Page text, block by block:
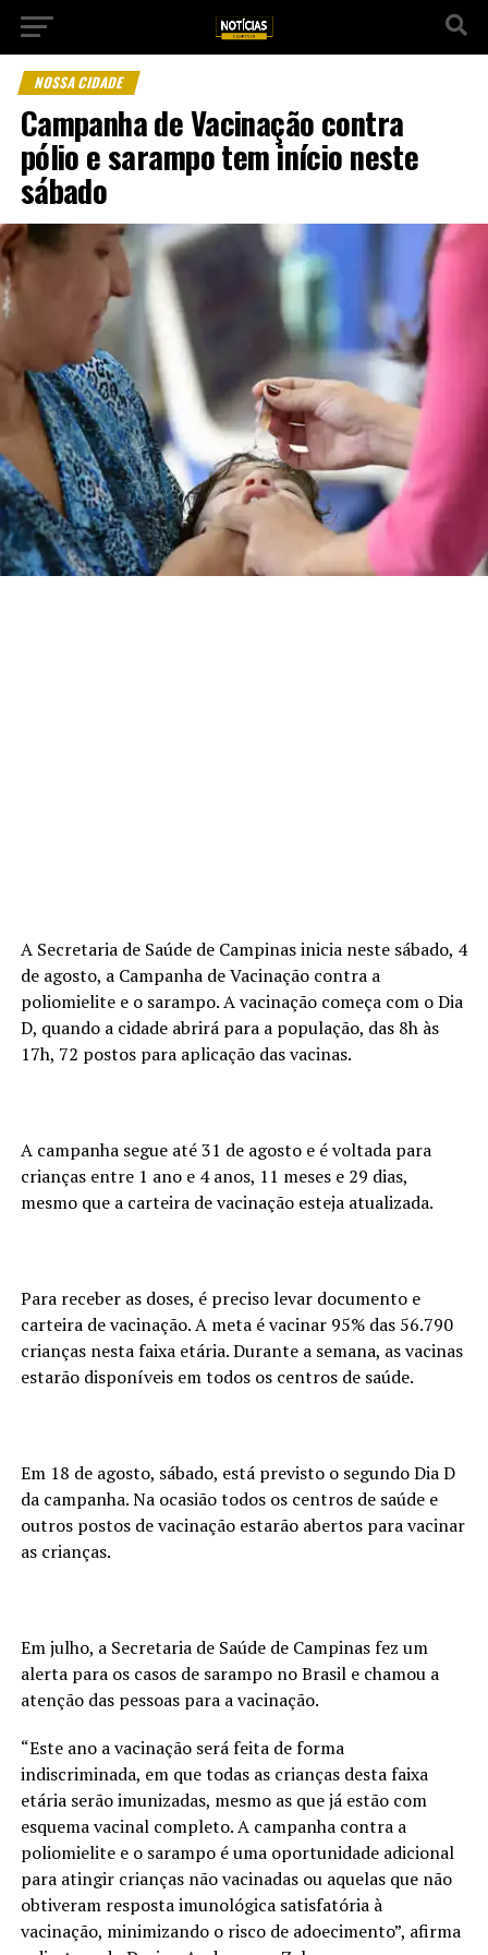
NOSSA CIDADE
Campanha de Vacinação contra
pólio e sarampo tem início neste
sábado
A Secretaria de Saúde de Campinas inicia neste sábado, 4
de agosto, a Campanha de Vacinação contra a
poliomielite e o sarampo. A vacinação começa com o Dia
D, quando a cidade abrirá para a população, das 8h às
17h, 72 postos para aplicação das vacinas.
A campanha segue até 31 de agosto e é voltada para
crianças entre 1 ano e 4 anos, 11 meses e 29 dias,
mesmo que a carteira de vacinação esteja atualizada.
Para receber as doses, é preciso levar documento e
carteira de vacinação. A meta é vacinar 95% das 56.790
crianças nesta faixa etária. Durante a semana, as vacinas
estarão disponíveis em todos os centros de saúde.
Em 18 de agosto, sábado, está previsto o segundo Dia D
da campanha. Na ocasião todos os centros de saúde e
outros postos de vacinação estarão abertos para vacinar
as crianças.
Em julho, a Secretaria de Saúde de Campinas fez um
alerta para os casos de sarampo no Brasil e chamou a
atenção das pessoas para a vacinação.
“Este ano a vacinação será feita de forma
indiscriminada, em que todas as crianças desta faixa
etária serão imunizadas, mesmo as que já estão com
esquema vacinal completo. A campanha contra a
poliomielite e o sarampo é uma oportunidade adicional
para atingir crianças não vacinadas ou aquelas que não
obtiveram resposta imunológica satisfatória à
vacinação, minimizando o risco de adoecimento”, afirma